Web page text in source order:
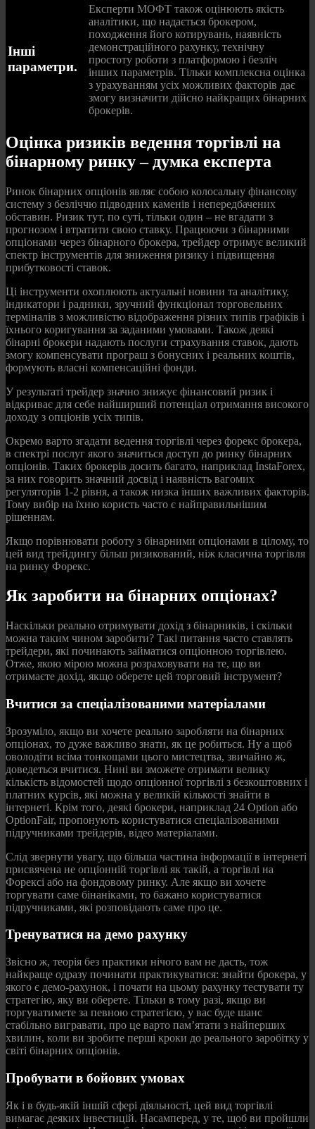
Інші
параметри.
Експерти МОФТ також оцінюють якість
аналітики, що надається брокером,
походження його котирувань, наявність
демонстраційного рахунку, технічну
простоту роботи з платформою і безліч
інших параметрів. Тільки комплексна оцінка
з урахуванням усіх можливих факторів дає
змогу визначити дійсно найкращих бінарних
брокерів.
Оцінка ризиків ведення торгівлі на
бінарному ринку – думка експерта
Ринок бінарних опціонів являє собою колосальну фінансову
систему з безліччю підводних каменів і непередбачених
обставин. Ризик тут, по суті, тільки один – не вгадати з
прогнозом і втратити свою ставку. Працюючи з бінарними
опціонами через бінарного брокера, трейдер отримує великий
спектр інструментів для зниження ризику і підвищення
прибутковості ставок.
Ці інструменти охоплюють актуальні новини та аналітику,
індикатори і радники, зручний функціонал торговельних
терміналів з можливістю відображення різних типів графіків і
їхнього коригування за заданими умовами. Також деякі
бінарні брокери надають послуги страхування ставок, дають
змогу компенсувати програш з бонусних і реальних коштів,
формують власні компенсаційні фонди.
У результаті трейдер значно знижує фінансовий ризик і
відкриває для себе найширший потенціал отримання високого
доходу з опціонів усіх типів.
Окремо варто згадати ведення торгівлі через форекс брокера,
в спектрі послуг якого значиться доступ до ринку бінарних
опціонів. Таких брокерів досить багато, наприклад InstaForex,
за них говорить значний досвід і наявність вагомих
регуляторів 1-2 рівня, а також низка інших важливих факторів.
Тому вибір на їхню користь часто є найправильнішим
рішенням.
Якщо порівнювати роботу з бінарними опціонами в цілому, то
цей вид трейдингу більш ризикований, ніж класична торгівля
на ринку Форекс.
Як заробити на бінарних опціонах?
Наскільки реально отримувати дохід з бінарників, і скільки
можна таким чином заробити? Такі питання часто ставлять
трейдери, які починають займатися опціонною торгівлею.
Отже, якою мірою можна розраховувати на те, що ви
отримаєте дохід, якщо оберете цей торговий інструмент?
Вчитися за спеціалізованими матеріалами
Зрозуміло, якщо ви хочете реально заробляти на бінарних
опціонах, то дуже важливо знати, як це робиться. Ну а щоб
оволодіти всіма тонкощами цього мистецтва, звичайно ж,
доведеться вчитися. Нині ви зможете отримати велику
кількість відомостей щодо опціонної торгівлі з безкоштовних і
платних курсів, які можна у великій кількості знайти в
інтернеті. Крім того, деякі брокери, наприклад 24 Option або
OptionFair, пропонують користуватися спеціалізованими
підручниками трейдерів, відео матеріалами.
Слід звернути увагу, що більша частина інформації в інтернеті
присвячена не опціонній торгівлі як такій, а торгівлі на
Форексі або на фондовому ринку. Але якщо ви хочете
торгувати саме бінаніками, то бажано користуватися
підручниками, які розповідають саме про це.
Тренуватися на демо рахунку
Звісно ж, теорія без практики нічого вам не дасть, тож
найкраще одразу починати практикуватися: знайти брокера, у
якого є демо-рахунок, і почати на цьому рахунку тестувати ту
стратегію, яку ви оберете. Тільки в тому разі, якщо ви
торгуватимете за певною стратегією, у вас буде шанс
стабільно вигравати, про це варто пам’ятати з найперших
хвилин, коли ви зробите перші кроки до реального заробітку у
світі бінарних опціонів.
Пробувати в бойових умовах
Як і в будь-якій іншій сфері діяльності, цей вид торгівлі
вимагає деяких інвестицій. Насамперед, у те, щоб ви пройшли